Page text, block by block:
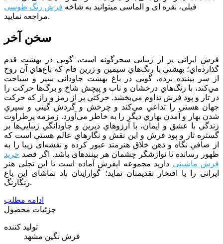
فیلی، نقره ای و الماسی میتوانید به شاخه فرش رنگ طوسی
مراجعه نمایید.
سخن آخر
فرش ايراني پر از زيبایی سحرگونه است، گويي در بهشت قدم
گذارده‌اي؛ بهشتي با رنگ‌هاي سيمين و زرين فام كه باغ‌هاي آن روح
از سر بيننده برده، ‌گويي در باغ بهشت جاوداني سير و سياحت
مي‌كند، با رنگ‌هاي درخشان و ناب و پیچش شاخ و برگ‌ها حركت را
در تار و پود فرش تداوم مي‌بخشد. حركتي پر از رمز و راز كه حركت
جهان هستي را تداعي مي‌كند و چرخش و گردش گيتي و سپري
شدن بهار و آمدن بهاري ديگر را به خاطر می‌آورد. زمزمه پرطراوت
زندگي با عشق و ايمان، با آرزوهاي ديرين و جاودانگي زيبايي‌ها بر
گستره تار و پود فرش و اين نقش و نگارهاي عالم هستي است كه
از صافي نگاه و ذهن خلاق هنرمند عبور كرده و نقشه‌ای زیبا را به
ظهور رسانده تا نوازشگر چشمان هر بیننده­ای باشد. اگر قصد خرید
فرش ماشینی دارید مجموعه ایفرش آماده است تا این تجلی هنر
ایرانی را با افتخار تقدیمتان نماید؛ گوارایتان باد تماشای این باغ
رنگارنگ.
ادامه مطلب
جزئیات محصول
تولید کننده
فرش نگین مشهد